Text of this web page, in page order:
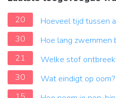
20
Hoeveel tijd tussen
30
Hoe lang zwemmen
21
Welke stof
30
Wat eindigt op oom?